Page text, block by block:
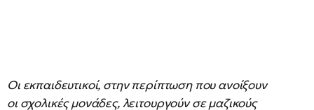
Οι εκπαιδευτικοί, στην περίπτωση που ανοίξουν
οι σχολικές μονάδες, λειτουργούν σε μαζικούς